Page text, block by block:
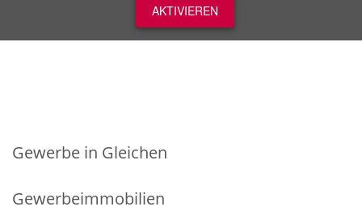
AKTIVIEREN
Gewerbe in Gleichen
Gewerbeimmobilien